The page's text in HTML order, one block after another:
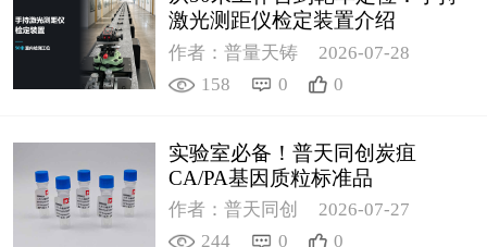
激光测距仪检定装置介绍
作者：普量天铸
2026-07-28
158
0 0
实验室必备！普天同创炭疽
CA/PA基因质粒标准品
作者：普天同创
2026-07-27
244
0 0